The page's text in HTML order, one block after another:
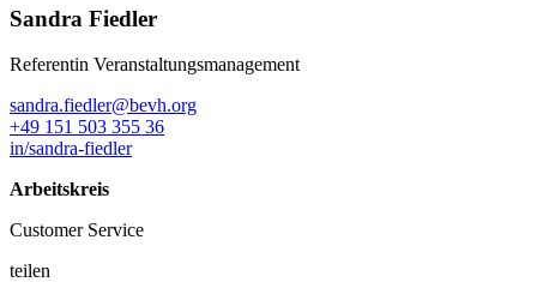
Sandra Fiedler
Referentin Veranstaltungsmanagement
sandra.fiedler@bevh.org
+49 151 503 355 36
in/sandra-fiedler
Arbeitskreis
Customer Service
teilen